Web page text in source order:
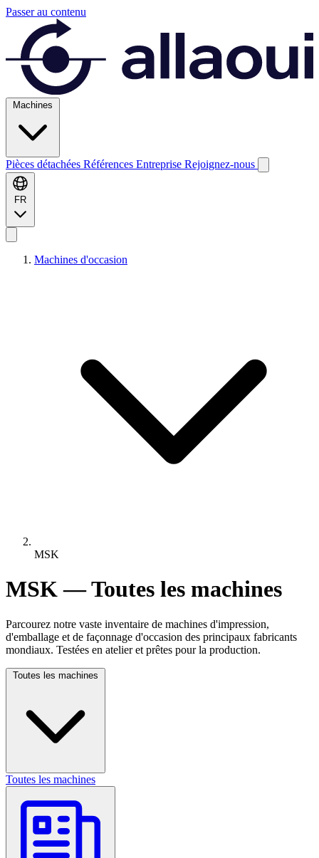
Passer au contenu
Machines
Pièces détachées Références Entreprise Rejoignez-nous
FR
Machines d'occasion
MSK
MSK — Toutes les machines
Parcourez notre vaste inventaire de machines d'impression,
d'emballage et de façonnage d'occasion des principaux fabricants
mondiaux. Testées en atelier et prêtes pour la production.
Toutes les machines
Toutes les machines